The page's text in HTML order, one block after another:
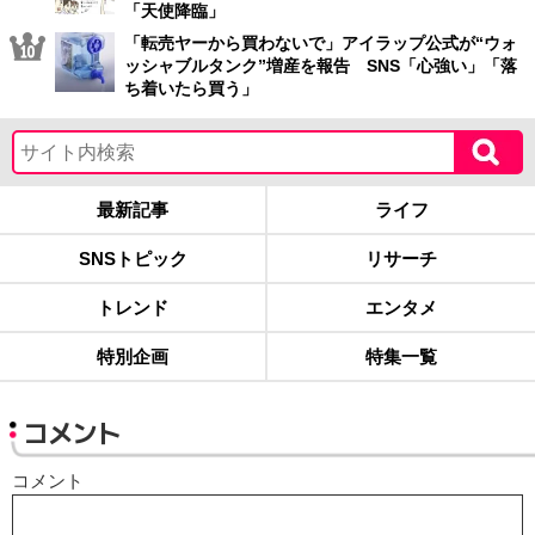
「天使降臨」
「転売ヤーから買わないで」アイラップ公式が“ウォ
ッシャブルタンク”増産を報告 SNS「心強い」「落
ち着いたら買う」
最新記事 ライフ
SNSトピック リサーチ
トレンド エンタメ
特別企画 特集一覧
コメント
コメント